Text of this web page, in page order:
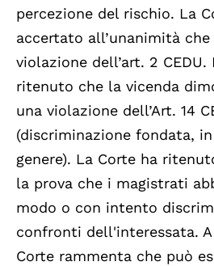
percezione del rischio. La
accertato all’unanimità
violazione dell’art. 2
ritenuto che la vicenda
una violazione dell’Art. 14
(discriminazione fondata,
genere). La Corte ha
la prova che i magistrati
modo o con intento
confronti dell'interessata.
Corte rammenta che può